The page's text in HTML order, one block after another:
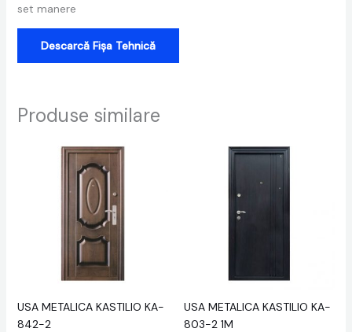
set manere
Descarcă Fișa Tehnică
Produse similare
USA METALICA KASTILIO KA-
842-2
USA METALICA KASTILIO KA-
803-2 1M